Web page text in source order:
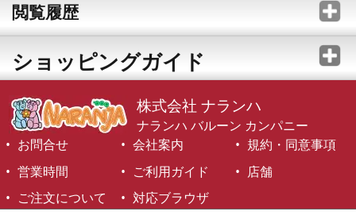
閲覧履歴
ショッピングガイド
株式会社 ナランハ
ナランハ バルーン カンパニー
お問合せ
会社案内
規約・同意事項
営業時間
ご利用ガイド
店舗
ご注文について
対応ブラウザ